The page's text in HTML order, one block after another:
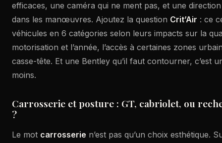
efficaces, une caméra qui ne ment pas, et une
dans les manœuvres. Ajoutez la question Crit’Air : ce
véhicules en 6 catégories selon leurs impacts sur la
motorisation et l’année, l’accès à certaines zones
casse-tête. Et une Bentley qu’il faut contourner, c’est
moins.
Carrosserie et posture : GT, cabriolet, ou
?
Le mot carrosserie n’est pas qu’un choix esthétique.